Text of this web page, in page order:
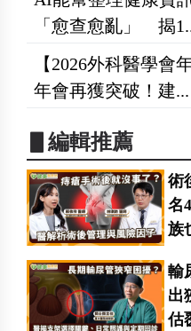
「愈查愈亂」 揭
【2026外科醫學會
年會再獲突破！建...
▋編輯推薦
術
名
族
輸
出
估